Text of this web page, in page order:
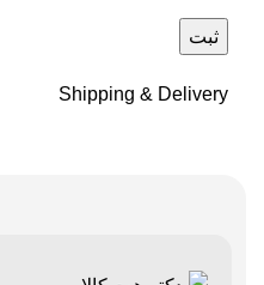
Shipping & Delivery